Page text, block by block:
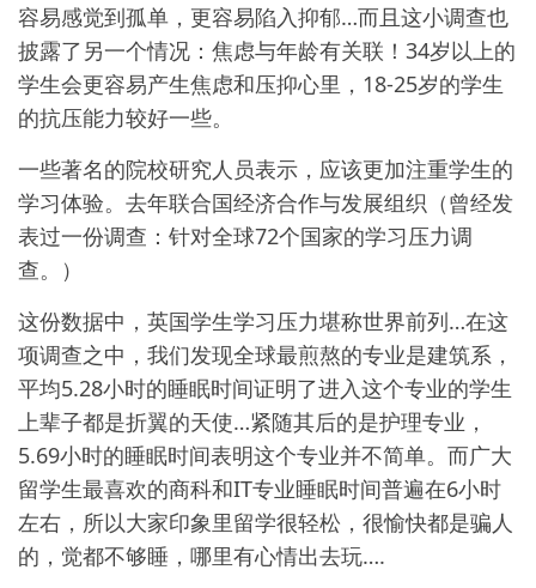
容易感觉到孤单，更容易陷入抑郁…而且这小调查也
披露了另一个情况：焦虑与年龄有关联！34岁以上的
学生会更容易产生焦虑和压抑心里，18-25岁的学生
的抗压能力较好一些。
一些著名的院校研究人员表示，应该更加注重学生的
学习体验。去年联合国经济合作与发展组织（曾经发
表过一份调查：针对全球72个国家的学习压力调
查。）
这份数据中，英国学生学习压力堪称世界前列…在这
项调查之中，我们发现全球最煎熬的专业是建筑系，
平均5.28小时的睡眠时间证明了进入这个专业的学生
上辈子都是折翼的天使…紧随其后的是护理专业，
5.69小时的睡眠时间表明这个专业并不简单。而广大
留学生最喜欢的商科和IT专业睡眠时间普遍在6小时
左右，所以大家印象里留学很轻松，很愉快都是骗人
的，觉都不够睡，哪里有心情出去玩….